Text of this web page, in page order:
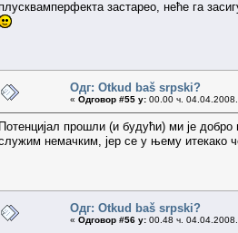
плусквамперфекта застарео, неће га
Одг: Otkud baš srpski?
« Одговор #55 у: 00.00 ч.
Потенцијал прошли (и будући) ми је
немачким, јер се у њему итекако
Одг: Otkud baš srpski?
« Одговор #56 у: 00.48 ч.